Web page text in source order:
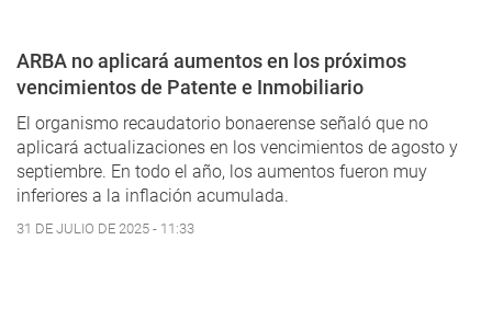
ARBA no aplicará aumentos en los próximos
vencimientos de Patente e Inmobiliario
El organismo recaudatorio bonaerense señaló que no
aplicará actualizaciones en los vencimientos de agosto y
septiembre. En todo el año, los aumentos fueron muy
inferiores a la inflación acumulada.
31 DE JULIO DE 2025 - 11:33